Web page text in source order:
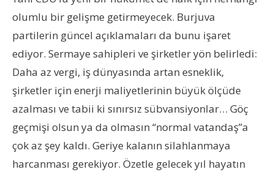
olumlu bir gelişme getirmeyecek. Burjuva
partilerin güncel açıklamaları da bunu işaret
ediyor. Sermaye sahipleri ve şirketler yön belirledi:
Daha az vergi, iş dünyasında artan esneklik,
şirketler için enerji maliyetlerinin büyük ölçüde
azalması ve tabii ki sınırsız sübvansiyonlar… Göç
geçmişi olsun ya da olmasın “normal vatandaş”a
çok az şey kaldı. Geriye kalanın silahlanmaya
harcanması gerekiyor. Özetle gelecek yıl hayatın